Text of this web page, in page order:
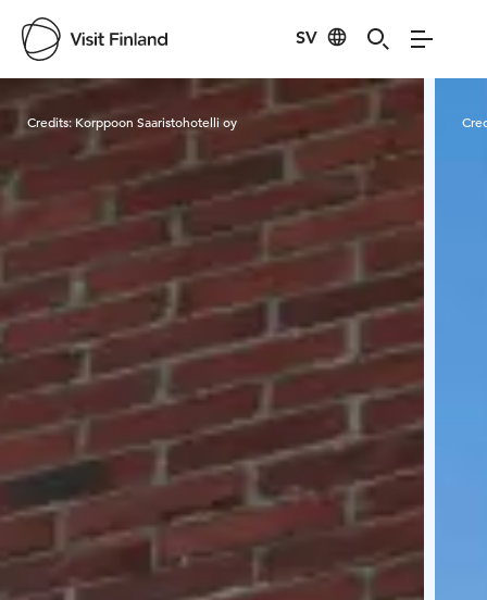
SV
Visit Finland
Credits: Korppoon Saaristohotelli oy